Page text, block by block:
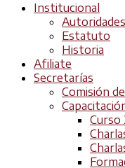
Institucional
Autoridades
Estatuto
Historia
Afiliate
Secretarías
Comisión
Curso